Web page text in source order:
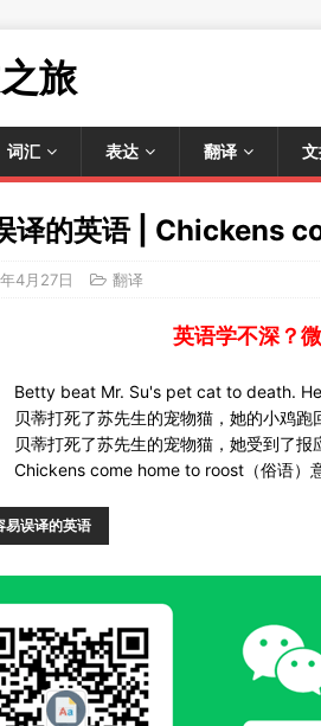
旅
词汇 表达 翻译
译的英语 | Chickens
4月27日 翻译
英语学不深？
Betty beat Mr. Su's pet cat to death.
贝蒂打死了苏先生的宠物猫，她的小鸡跑
贝蒂打死了苏先生的宠物猫，她受到了报
Chickens come home to roost（俗语）意
易误译的英语